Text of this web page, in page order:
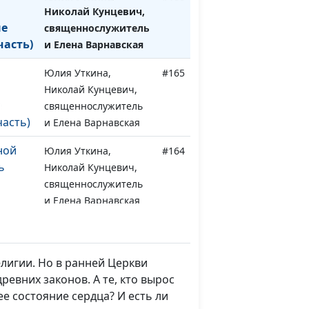
Николай Кунцевич,
священнослужитель
и Елена Варнавская
Юлия Уткина,
Николай Кунцевич,
священнослужитель
и Елена Варнавская
#165
Юлия Уткина,
Николай Кунцевич,
священнослужитель
и Елена Варнавская
#164
Николай Кунцевич,
священнослужитель
и Елена Варнавская
Но в ранней Церкви
законов. А те, кто вырос
состояние сердца? И есть ли